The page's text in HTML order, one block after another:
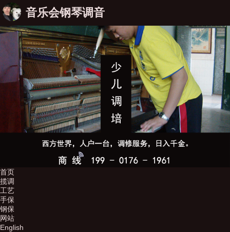
音乐会钢琴调音
首页
揽调
工艺
手保
钢保
网站
English